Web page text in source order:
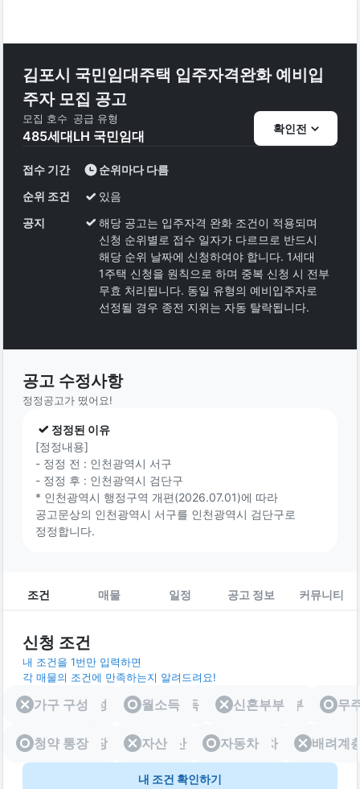
김포시 국민임대주택 입주자격완화 예비입
주자 모집 공고
모집 호수
485세대
공급 유형
LH 국민임대 확인전
접수 기간
순위마다 다름
순위 조건
있음
공지
해당 공고는 입주자격 완화 조건이 적용되며
신청 순위별로 접수 일자가 다르므로 반드시
해당 순위 날짜에 신청하여야 합니다. 1세대
1주택 신청을 원칙으로 하며 중복 신청 시 전부
무효 처리됩니다. 동일 유형의 예비입주자로
선정될 경우 종전 지위는 자동 탈락됩니다.
공고 수정사항
정정공고가 떴어요!
정정된 이유
[정정내용]
- 정정 전 : 인천광역시 서구
- 정정 후 : 인천광역시 검단구
* 인천광역시 행정구역 개편(2026.07.01)에 따라
공고문상의 인천광역시 서구를 인천광역시 검단구로
정정합니다.
조건 매물 일정 공고 정보 커뮤니티
신청 조건
내 조건을 1번만 입력하면
각 매물의 조건에 만족하는지 알려드려요!
가구 구성 월소득 신혼부부
가구 구성 월소득 신혼부부 무
청약 통장 자산 자동차 배려
청약 통장 자산 자동차 배려계
내 조건 확인하기